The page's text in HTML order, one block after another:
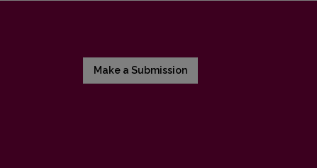
Make a Submission